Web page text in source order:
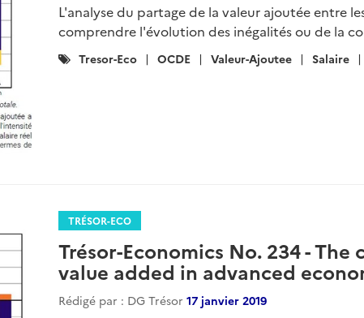
L'analyse du partage de la valeur ajoutée entre
comprendre l'évolution des inégalités ou de la
Catégories
Tresor-Eco OCDE Valeur-Ajoutee Salaire
TRÉSOR-ECO
Trésor-Economics No. 234 -
value added in advanced
Rédigé par : DG Trésor 17 janvier 2019